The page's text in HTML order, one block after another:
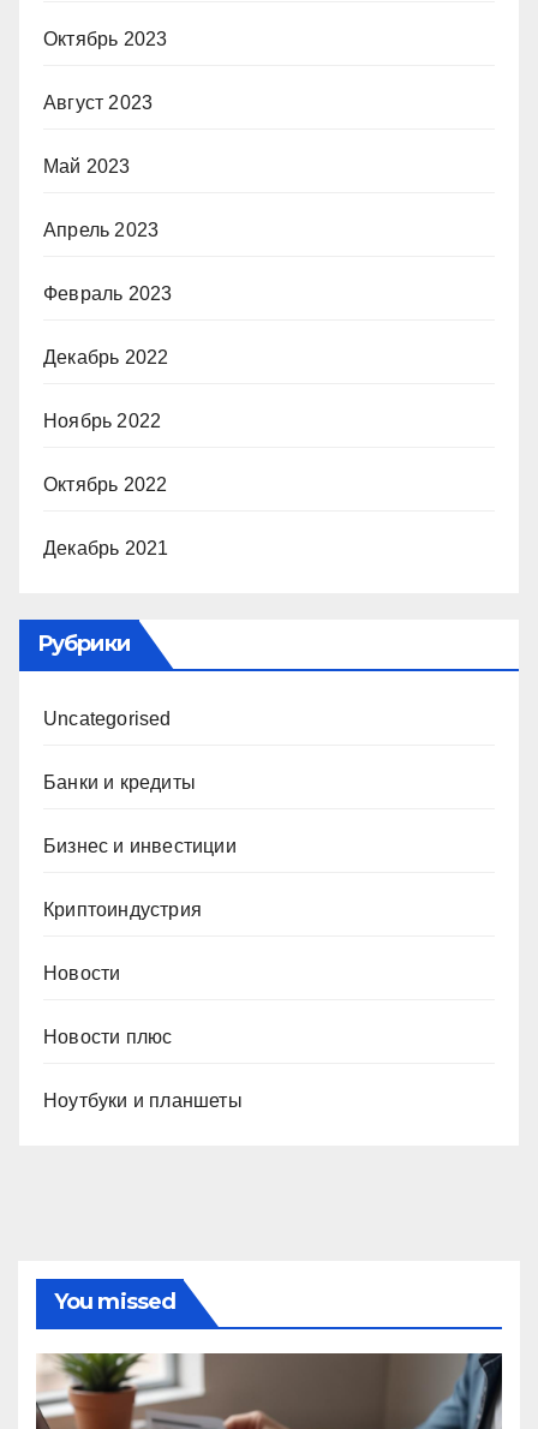
Октябрь 2023
Август 2023
Май 2023
Апрель 2023
Февраль 2023
Декабрь 2022
Ноябрь 2022
Октябрь 2022
Декабрь 2021
Рубрики
Uncategorised
Банки и кредиты
Бизнес и инвестиции
Криптоиндустрия
Новости
Новости плюс
Ноутбуки и планшеты
You missed